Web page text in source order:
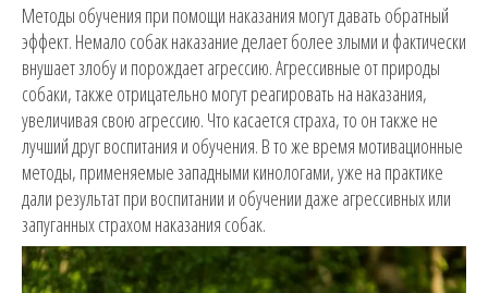
Методы обучения при помощи наказания могут давать обратный
эффект. Немало собак наказание делает более злыми и фактически
внушает злобу и порождает агрессию. Агрессивные от природы
собаки, также отрицательно могут реагировать на наказания,
увеличивая свою агрессию. Что касается страха, то он также не
лучший друг воспитания и обучения. В то же время мотивационные
методы, применяемые западными кинологами, уже на практике
дали результат при воспитании и обучении даже агрессивных или
запуганных страхом наказания собак.